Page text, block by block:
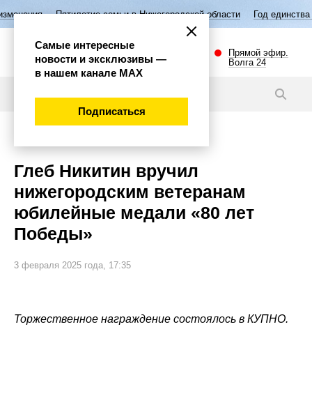
семьи в Нижегородской области Год единства народов России
Прямой эфир.
Волга 24
Глеб Никитин вручил
нижегородским ветеранам
юбилейные медали «80 лет
Победы»
3 февраля 2025 года, 17:35
Торжественное награждение состоялось в КУПНО.
Самые интересные
новости и эксклюзивы —
в нашем канале МАХ
Подписаться